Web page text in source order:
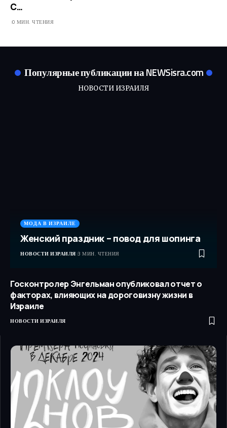
С…​
0 МИН. ЧТЕНИЯ
Популярные публикации на NEWSisra.com
НОВОСТИ ИЗРАИЛЯ
МОДА В ИЗРАИЛЕ
Женский праздник – повод для шопинга
НОВОСТИ ИЗРАИЛЯ 3 МИН. ЧТЕНИЯ
Госконтролер Энгельман опубликовал отчет о
факторах, влияющих на дороговизну жизни в
Израиле
НОВОСТИ ИЗРАИЛЯ